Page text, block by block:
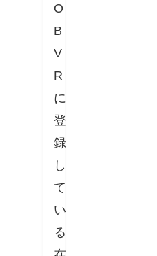
O
B
V
R
に
登
録
し
て
い
る